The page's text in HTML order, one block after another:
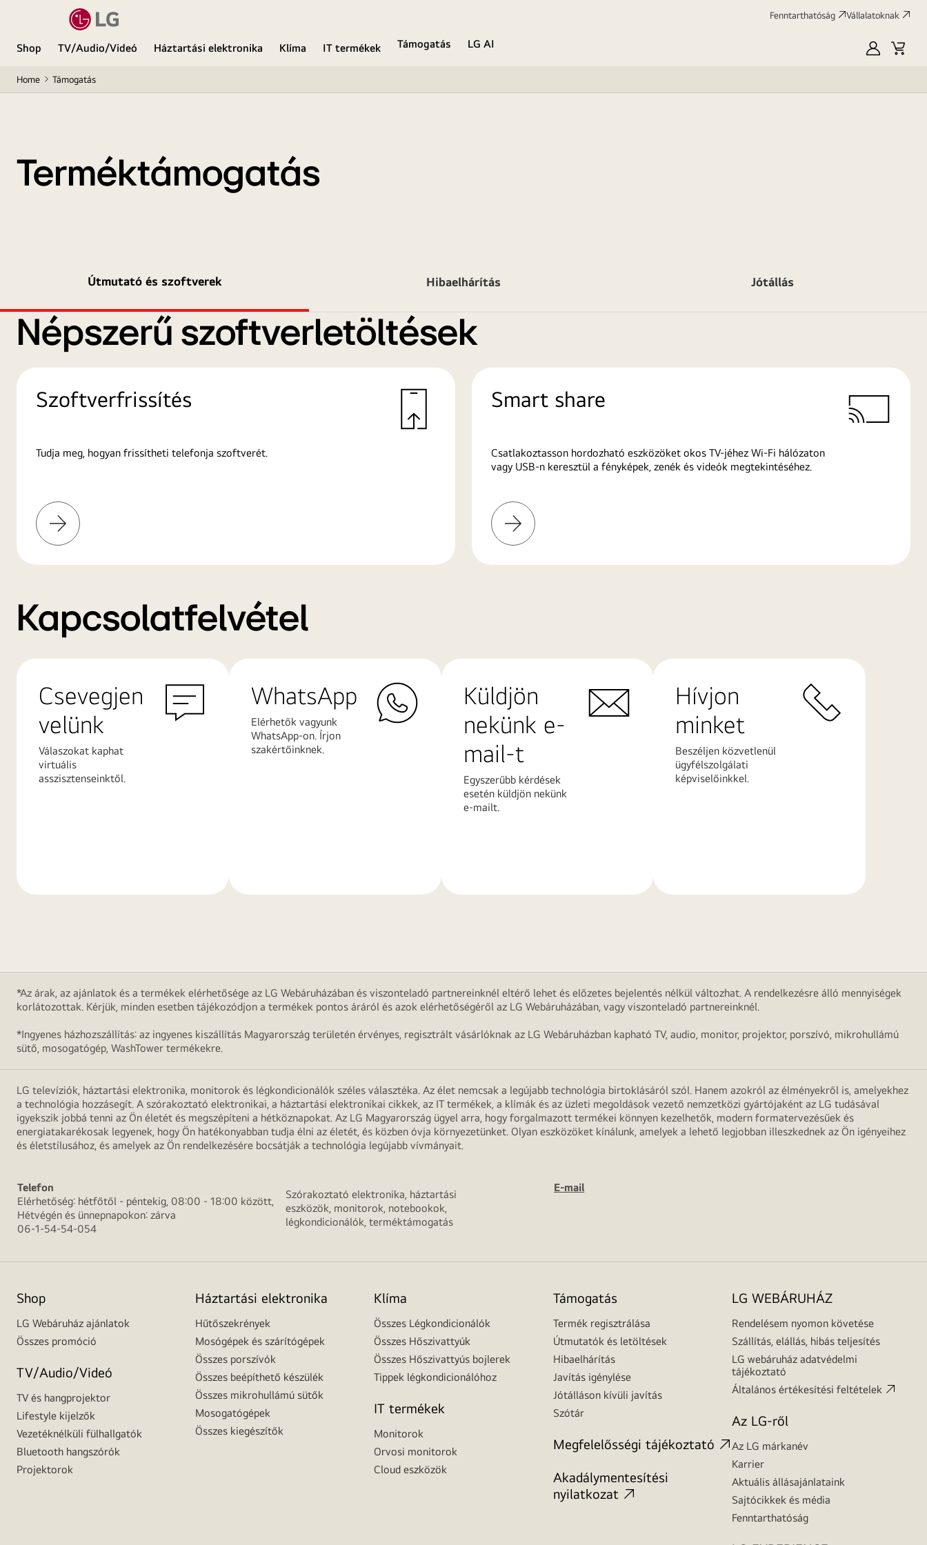
Fenntarthatóság Vállalatoknak
Shop TV/Audio/Videó Háztartási elektronika Klíma IT termékek Támogatás
LG AI
SajátKosár
Home Támogatás
Terméktámogatás
Útmutató és szoftverek Hibaelhárítás Jótállás
Népszerű szoftverletöltések
Szoftverfrissítés
Tudja meg, hogyan frissítheti telefonja szoftverét.
További
információk
Smart share
Csatlakoztasson hordozható eszközöket okos TV-jéhez Wi-Fi hálózaton
vagy USB-n keresztül a fényképek, zenék és videók megtekintéséhez.
További
információk
Kapcsolatfelvétel
Csevegjen
velünk
Válaszokat kaphat
virtuális
asszisztenseinktől.
WhatsApp
Elérhetők vagyunk
WhatsApp-on. Írjon
szakértőinknek.
Küldjön
nekünk e-
mail-t
Egyszerűbb kérdések
esetén küldjön nekünk
e-mailt.
Hívjon
minket
Beszéljen közvetlenül
ügyfélszolgálati
képviselőinkkel.
*Az árak, az ajánlatok és a termékek elérhetősége az LG Webáruházában és viszonteladó partnereinknél eltérő lehet és előzetes bejelentés nélkül változhat. A rendelkezésre álló mennyiségek
korlátozottak. Kérjük, minden esetben tájékozódjon a termékek pontos áráról és azok elérhetőségéről az LG Webáruházában, vagy viszonteladó partnereinknél.
*Ingyenes házhozszállítás: az ingyenes kiszállítás Magyarország területén érvényes, regisztrált vásárlóknak az LG Webáruházban kapható TV, audio, monitor, projektor, porszívó, mikrohullámú
sütő, mosogatógép, WashTower termékekre.
LG televíziók, háztartási elektronika, monitorok és légkondicionálók széles választéka. Az élet nemcsak a legújabb technológia birtoklásáról szól. Hanem azokról az élményekről is, amelyekhez
a technológia hozzásegít. A szórakoztató elektronikai, a háztartási elektronikai cikkek, az IT termékek, a klímák és az üzleti megoldások vezető nemzetközi gyártójaként az LG tudásával
igyekszik jobbá tenni az Ön életét és megszépíteni a hétköznapokat. Az LG Magyarország ügyel arra, hogy forgalmazott termékei könnyen kezelhetők, modern formatervezésűek és
energiatakarékosak legyenek, hogy Ön hatékonyabban tudja élni az életét, és közben óvja környezetünket. Olyan eszközöket kínálunk, amelyek a lehető legjobban illeszkednek az Ön igényeihez
és életstílusához, és amelyek az Ön rendelkezésére bocsátják a technológia legújabb vívmányait.
Telefon
Elérhetőség: hétfőtől - péntekig, 08:00 - 18:00 között,
Hétvégén és ünnepnapokon: zárva
06-1-54-54-054
Szórakoztató elektronika, háztartási
eszközök, monitorok, notebookok,
légkondicionálók, terméktámogatás
E-mail
Shop
LG Webáruház ajánlatok
Összes promóció
TV/Audio/Videó
TV és hangprojektor
Lifestyle kijelzők
Vezetéknélküli fülhallgatók
Bluetooth hangszórók
Projektorok
Háztartási elektronika
Hűtőszekrények
Mosógépek és szárítógépek
Összes porszívók
Összes beépíthető készülék
Összes mikrohullámú sütők
Mosogatógépek
Összes kiegészítők
Klíma
Összes Légkondicionálók
Összes Hőszivattyúk
Összes Hőszivattyús bojlerek
Tippek légkondicionálóhoz
IT termékek
Monitorok
Orvosi monitorok
Cloud eszközök
Támogatás
Termék regisztrálása
Útmutatók és letöltések
Hibaelhárítás
Javítás igénylése
Jótálláson kívüli javítás
Szótár
Megfelelősségi tájékoztató
Akadálymentesítési
nyilatkozat
LG WEBÁRUHÁZ
Rendelésem nyomon követése
Szállítás, elállás, hibás teljesítés
LG webáruház adatvédelmi
tájékoztató
Általános értékesítési feltételek
Az LG-ről
Az LG márkanév
Karrier
Aktuális állásajánlataink
Sajtócikkek és média
Fenntarthatóság